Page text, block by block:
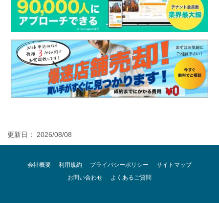
更新日： 2026/08/08
会社概要 利用規約 プライバシーポリシー
サイトマップ
お問い合わせ
よくあるご質問